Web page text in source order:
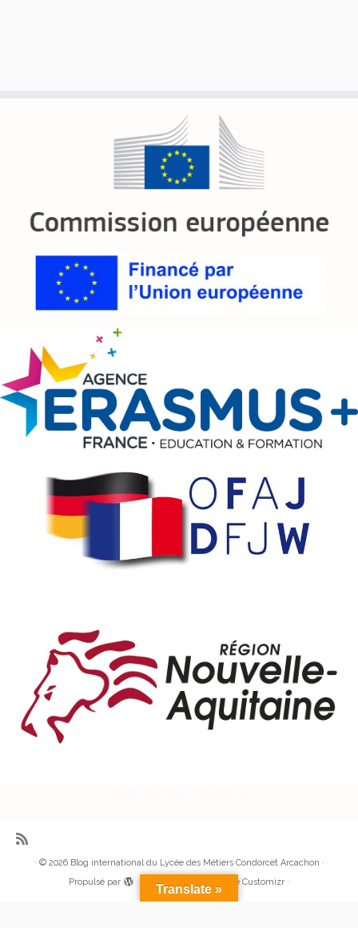
· © 2026 Blog international du Lycée des Métiers Condorcet Arcachon ·
Propulsé par
· Réalisé avec the Thème Customizr ·
Translate »